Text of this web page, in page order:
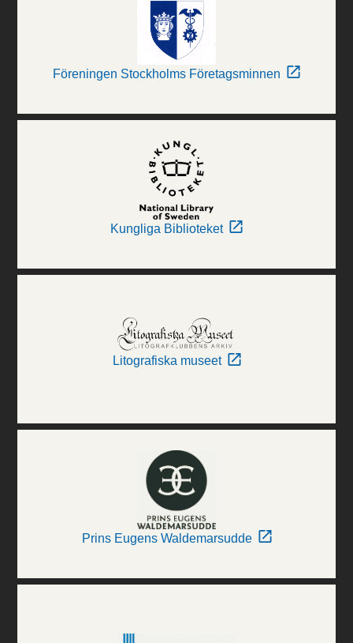
Föreningen Stockholms Företagsminnen
Kungliga Biblioteket
Litografiska museet
Prins Eugens Waldemarsudde